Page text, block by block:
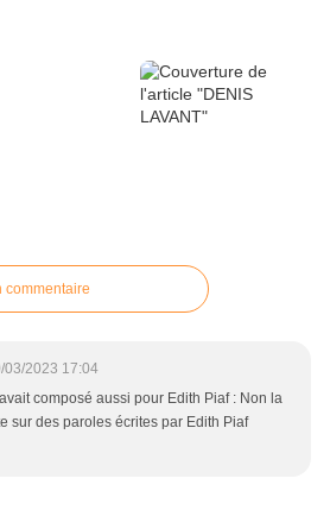
commentaire
03/2023 17:04
composé aussi pour Edith Piaf : Non la
sur des paroles écrites par Edith Piaf